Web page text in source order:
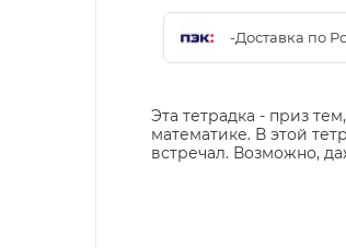
-Доставка по
Эта тетрадка - приз
математике. В этой
встречал. Возможно,